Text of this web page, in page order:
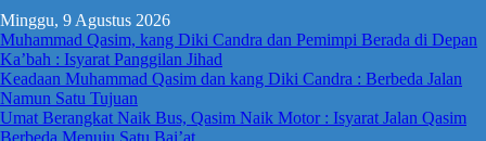
to
content
Minggu, 9 Agustus 2026
Muhammad Qasim, kang Diki Candra dan Pemimpi Berada di Depan
Ka’bah : Isyarat Panggilan Jihad
Keadaan Muhammad Qasim dan kang Diki Candra : Berbeda Jalan
Namun Satu Tujuan
Umat Berangkat Naik Bus, Qasim Naik Motor : Isyarat Jalan Qasim
Berbeda Menuju Satu Bai’at